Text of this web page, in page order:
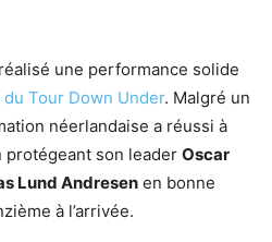
une performance solide
Tour Down Under. Malgré un
néerlandaise a réussi à
son leader Oscar
Lund Andresen en bonne
à l’arrivée.